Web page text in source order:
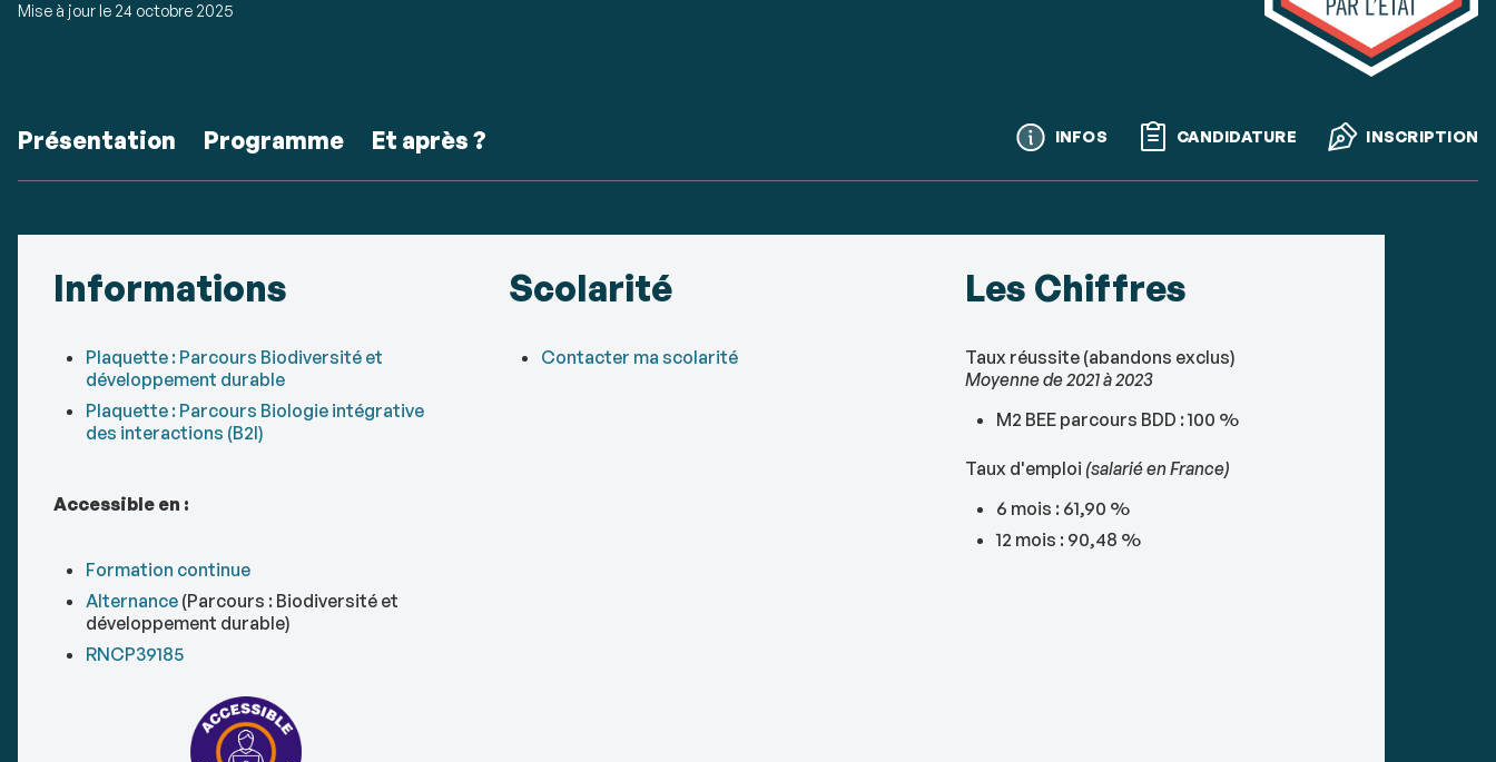
Mise à jour le 24 octobre 2025
Accéder
aux
sections
de
la
fiche
Présentation Programme Et après ? Call
to
actions
INFOS CANDIDATURE INSCRIPTION
Informations
Plaquette : Parcours Biodiversité et
développement durable
Plaquette : Parcours Biologie intégrative
des interactions (B2I)
Accessible en :
Formation continue
Alternance(Parcours : Biodiversité et
développement durable)
RNCP39185
Scolarité
Contacter ma scolarité
Les Chiffres
Taux réussite (abandons exclus)
Moyenne de 2021 à 2023
M2 BEE parcours BDD : 100 %
Taux d'emploi (salarié en France)
6 mois : 61,90 %
12 mois : 90,48 %